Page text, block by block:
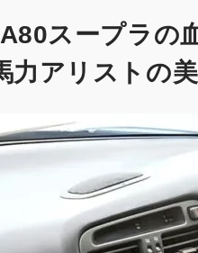
スープラ
力アリストの